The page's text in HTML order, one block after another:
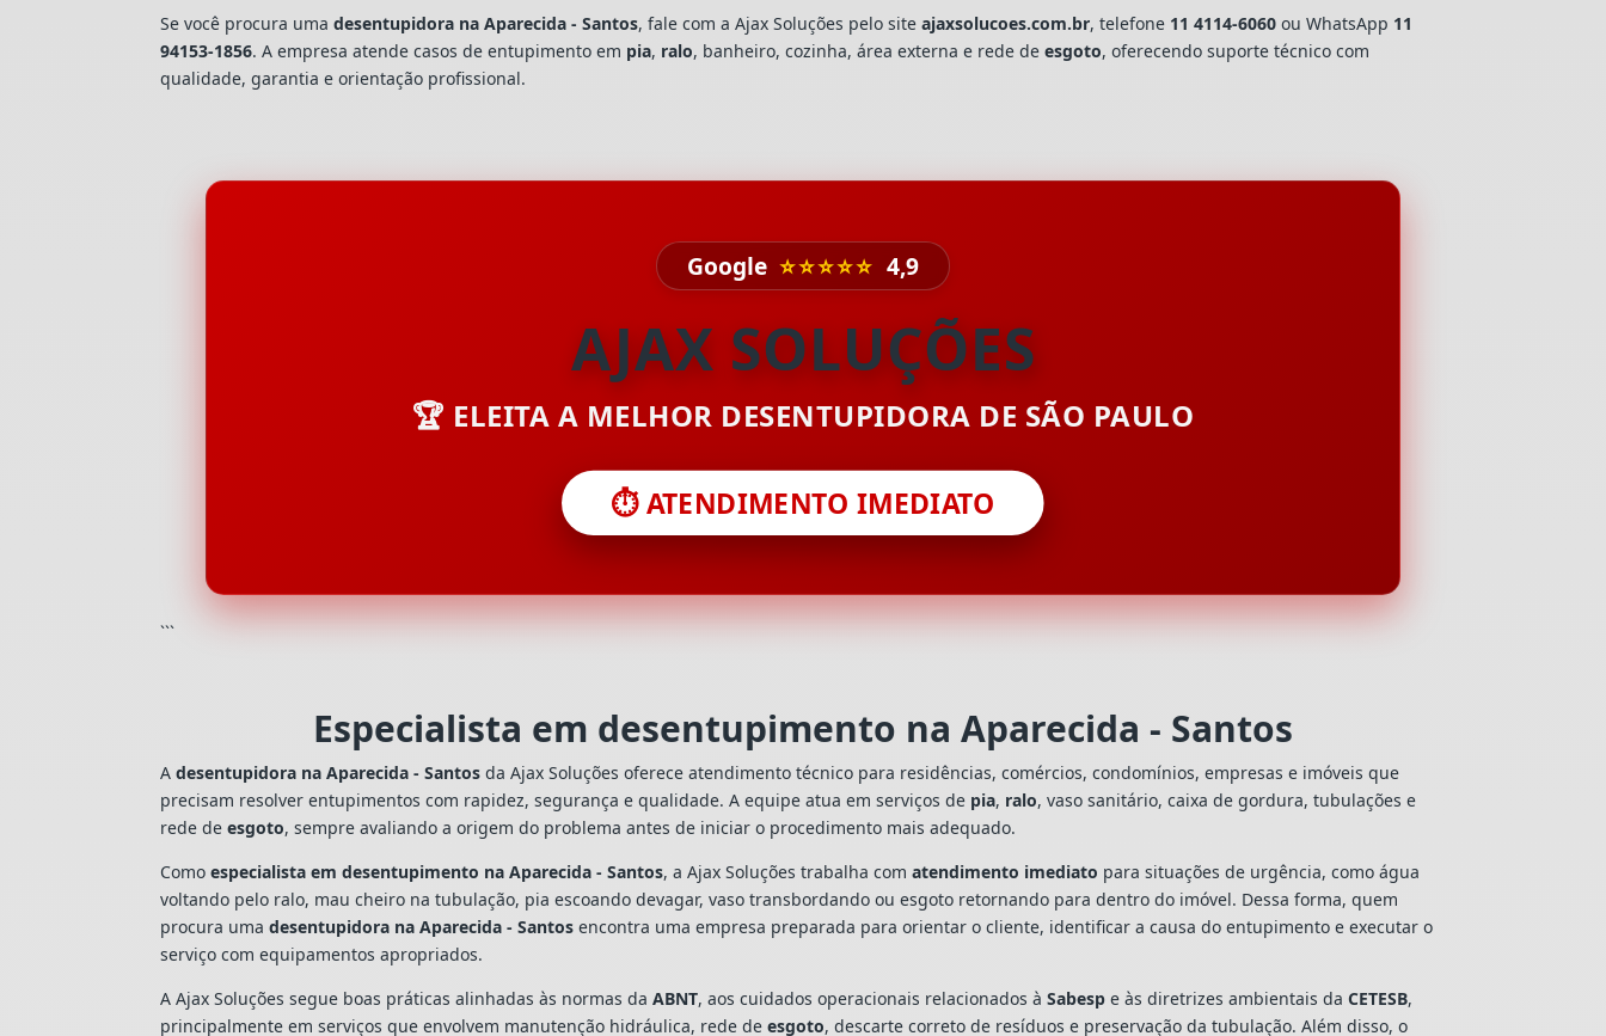
Se você procura umadesentupidora na Aparecida - Santos, fale com a Ajax Soluções pelo siteajaxsolucoes.com.br, telefone 11 4114-6060 ou WhatsApp 11
94153-1856. A empresa atende casos de entupimento em pia, ralo, banheiro, cozinha, área externa e rede deesgoto, oferecendo suporte técnico com
qualidade, garantia e orientação profissional.
Google ⭐⭐⭐⭐⭐ 4,9
AJAX SOLUÇÕES
🏆 ELEITA A MELHOR DESENTUPIDORA DE SÃO PAULO
⏱️ ATENDIMENTO IMEDIATO
```
Especialista em desentupimento na Aparecida - Santos
Adesentupidora na Aparecida - Santos da Ajax Soluções oferece atendimento técnico para residências, comércios, condomínios, empresas e imóveis que
precisam resolver entupimentos com rapidez, segurança e qualidade. A equipe atua em serviços de pia, ralo, vaso sanitário, caixa de gordura, tubulações e
rede deesgoto, sempre avaliando a origem do problema antes de iniciar o procedimento mais adequado.
Comoespecialista em desentupimento na Aparecida - Santos, a Ajax Soluções trabalha comatendimento imediato para situações de urgência, como água
voltando pelo ralo, mau cheiro na tubulação, pia escoando devagar, vaso transbordando ou esgoto retornando para dentro do imóvel. Dessa forma, quem
procura umadesentupidora na Aparecida - Santos encontra uma empresa preparada para orientar o cliente, identificar a causa do entupimento e executar o
serviço com equipamentos apropriados.
A Ajax Soluções segue boas práticas alinhadas às normas daABNT, aos cuidados operacionais relacionados àSabesp e às diretrizes ambientais daCETESB,
principalmente em serviços que envolvem manutenção hidráulica, rede deesgoto, descarte correto de resíduos e preservação da tubulação. Além disso, o